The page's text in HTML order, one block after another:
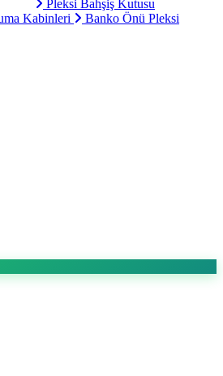
Pleksi Bahşiş Kutusu
Kabinleri
Banko Önü Pleksi